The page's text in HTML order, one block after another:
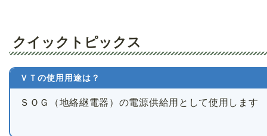
クイックトピックス
ＶＴの使用用途は？
ＳＯＧ（地絡継電器）の電源供給用として使用します